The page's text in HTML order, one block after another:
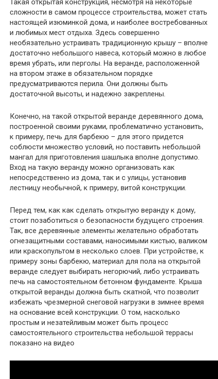
Такая открытая конструкция, несмотря на некоторые
сложности в самом процессе строительства, может стать
настоящей изюминкой дома, и наиболее востребованных
и любимых мест отдыха. Здесь совершенно
необязательно устраивать традиционную крышу – вполне
достаточно небольшого навеса, который можно в любое
время убрать, или перголы. На веранде, расположенной
на втором этаже в обязательном порядке
предусматриваются перила. Они должны быть
достаточной высоты, и надежно закреплены.
Конечно, на такой открытой веранде деревянного дома,
построенной своими руками, проблематично установить,
к примеру, печь для барбекю – для этого придется
соблюсти множество условий, но поставить небольшой
мангал для приготовления шашлыка вполне допустимо.
Вход на такую веранду можно организовать как
непосредственно из дома, так и с улицы, установив
лестницу необычной, к примеру, витой конструкции.
Перед тем, как как сделать открытую веранду к дому,
стоит позаботиться о безопасности будущего строения.
Так, все деревянные элементы желательно обработать
огнезащитными составами, наносимыми кистью, валиком
или краскопультом в несколько слоев. При устройстве, к
примеру зоны барбекю, материал для пола на открытой
веранде следует выбирать негорючий, либо устраивать
печь на самостоятельном бетонном фундаменте. Крыша
открытой веранды должна быть скатной, что позволит
избежать чрезмерной снеговой нагрузки в зимнее время
на основание всей конструкции. О том, насколько
простым и незатейливым может быть процесс
самостоятельного строительства небольшой террасы
показано на видео